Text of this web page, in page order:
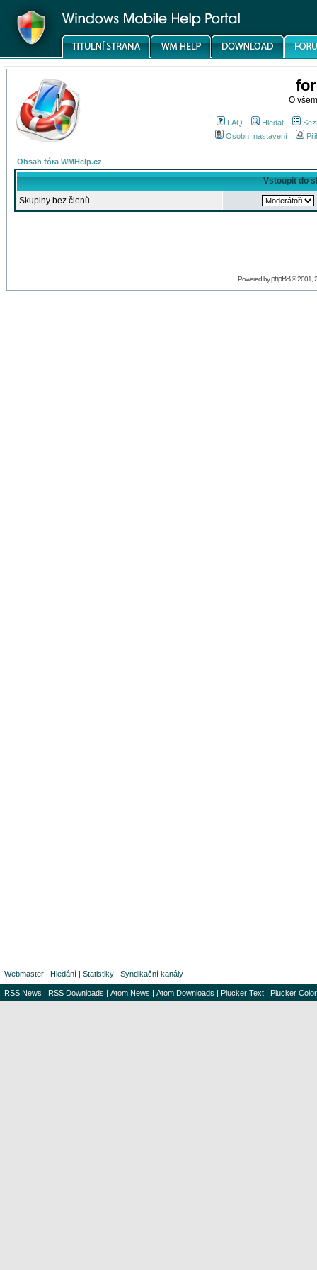
O
FAQ Hledat
Osobní nastavení
Obsah fóra WMHelp.cz
Vstoupit do
Skupiny bez členů
Powered byphpBB© 2001,
Webmaster | Hledání | Statistiky | Syndikační kanály
RSS News | RSS Downloads | Atom News | Atom Downloads | Plucker Text | Plucker Color